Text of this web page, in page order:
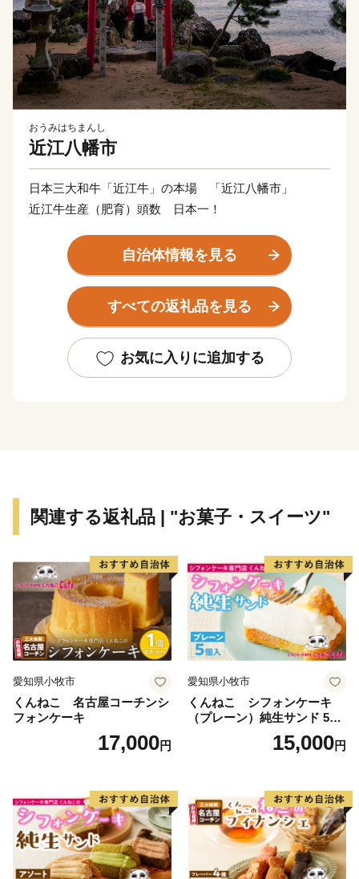
おうみはちまんし
近江八幡市
日本三大和牛「近江牛」の本場 「近江八幡市」
近江牛生産（肥育）頭数 日本一！
自治体情報を見る
すべての返礼品を見る
お気に入りに追加する
関連する返礼品 | "お菓子・スイーツ"
愛知県小牧市
くんねこ 名古屋コーチンシ
フォンケーキ
17,000円
愛知県小牧市
くんねこ シフォンケーキ
（プレーン）純生サンド 5個
15,000円